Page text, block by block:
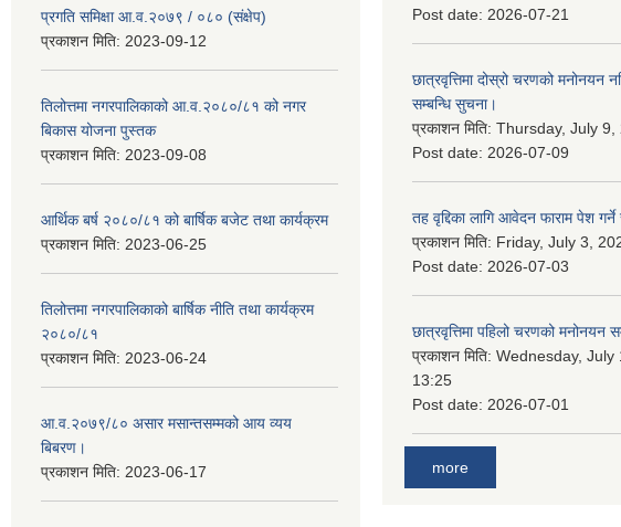
प्रगति समिक्षा आ.व.२०७९ / ०८० (संक्षेप)
प्रकाशन मिति: 2023-09-12
तिलोत्तमा नगरपालिकाको आ.व.२०८०/८१ को नगर
बिकास योजना पुस्तक
प्रकाशन मिति: 2023-09-08
आर्थिक बर्ष २०८०/८१ को बार्षिक बजेट तथा कार्यक्रम
प्रकाशन मिति: 2023-06-25
तिलोत्तमा नगरपालिकाको बार्षिक नीति तथा कार्यक्रम
२०८०/८१
प्रकाशन मिति: 2023-06-24
आ.व.२०७९/८० असार मसान्तसम्मको आय व्यय
बिबरण।
प्रकाशन मिति: 2023-06-17
Post date: 2026-07-21
छात्रवृत्तिमा दोस्रो चरणको मनोनयन
सम्बन्धि सुचना।
प्रकाशन मिति: Thursday, July 9,
Post date: 2026-07-09
तह वृद्दिका लागि आवेदन फाराम पेश गर्ने
प्रकाशन मिति: Friday, July 3,
Post date: 2026-07-03
छात्रवृत्तिमा पहिलो चरणको मनोनयन
प्रकाशन मिति: Wednesday, July
13:25
Post date: 2026-07-01
more